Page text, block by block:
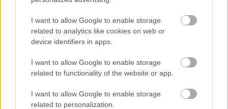
I want to allow Google to enable storage
related to analytics like cookies on web or
device identifiers in apps.
I want to allow Google to enable storage
related to functionality of the website or app.
I want to allow Google to enable storage
related to personalization.
HÍREK 6 órája
Bizarr baleset történt a budapesti metrón
HÍREK 7 órája